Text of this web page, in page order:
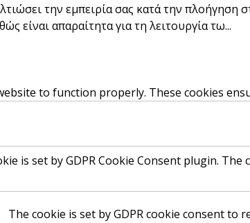
την εμπειρία σας κατά την
είναι απαραίτητα για τη λειτουργία τω...
to function properly. These cookies
is set by GDPR Cookie Consent plugin.
The cookie is set by GDPR cookie consent